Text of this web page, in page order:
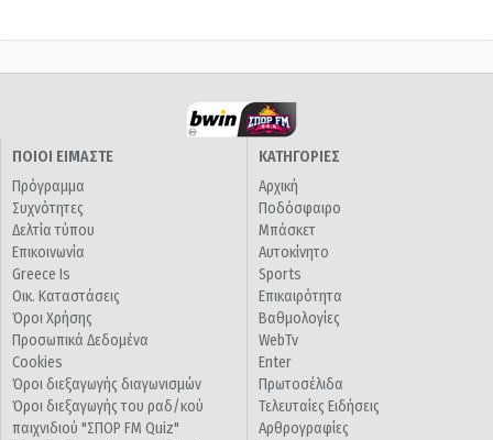
ΠΟΙΟΙ ΕΙΜΑΣΤΕ
Πρόγραμμα
Συχνότητες
Δελτία τύπου
Επικοινωνία
Greece Is
Οικ. Καταστάσεις
Όροι Χρήσης
Προσωπικά Δεδομένα
Cookies
Όροι διεξαγωγής διαγωνισμών
Όροι διεξαγωγής του ραδ/κού
παιχνιδιού "ΣΠΟΡ FM Quiz"
ΚΑΤΗΓΟΡΙΕΣ
Αρχική
Ποδόσφαιρο
Μπάσκετ
Αυτοκίνητο
Sports
Επικαιρότητα
Βαθμολογίες
WebTv
Enter
Πρωτοσέλιδα
Τελευταίες Ειδήσεις
Αρθρογραφίες